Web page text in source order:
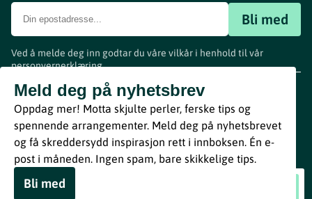
Rose Baptiste trio
Bli med
Ved å melde deg inn godtar du våre vilkår i henhold til vår
personvernerklæring.
Meld deg på nyhetsbrev
Oppdag mer! Motta skjulte perler, ferske tips og
spennende arrangementer. Meld deg på nyhetsbrevet
og få skreddersydd inspirasjon rett i innboksen. Én e-
post i måneden. Ingen spam, bare skikkelige tips.
Bli med
www.visitvestfold.com
Turistinformasjon
Vestfold Fylkeskommune
ByBreakfast